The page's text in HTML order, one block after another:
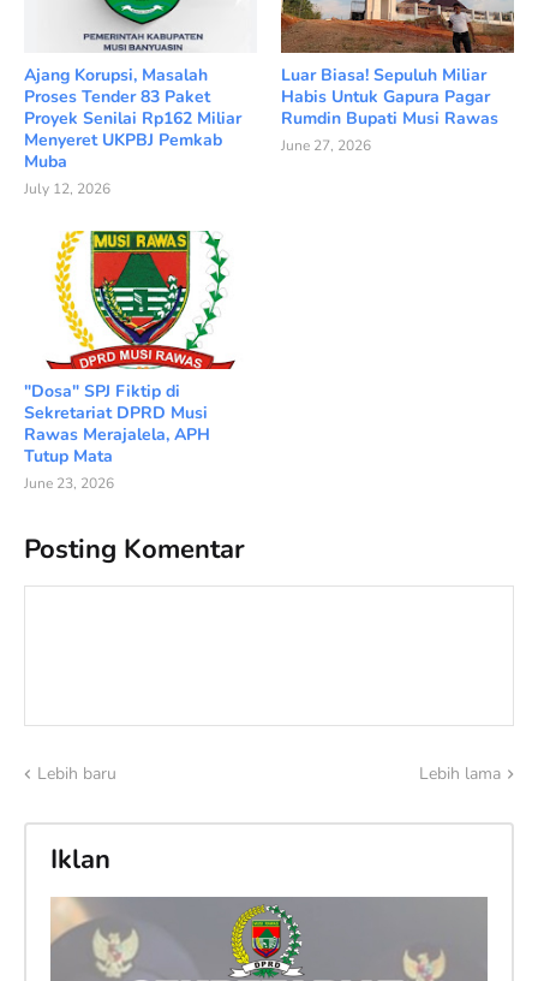
Ajang Korupsi, Masalah
Proses Tender 83 Paket
Proyek Senilai Rp162 Miliar
Menyeret UKPBJ Pemkab
Muba
July 12, 2026
Luar Biasa! Sepuluh Miliar
Habis Untuk Gapura Pagar
Rumdin Bupati Musi Rawas
June 27, 2026
"Dosa" SPJ Fiktip di
Sekretariat DPRD Musi
Rawas Merajalela, APH
Tutup Mata
June 23, 2026
Posting Komentar
Lebih baru Lebih lama
Iklan